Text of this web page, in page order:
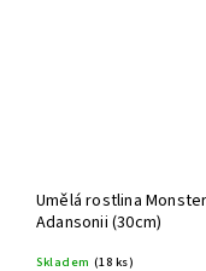
Umělá rostlina Monstera
Adansonii (30cm)
Skladem (18 ks)